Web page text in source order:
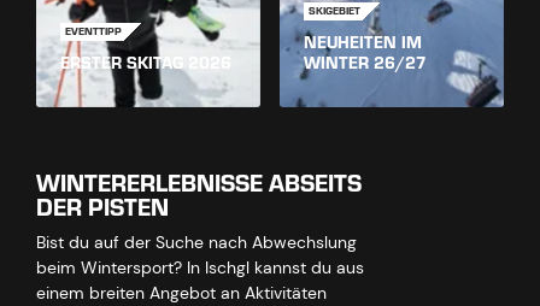
SKIGEBIET
NEUHEITEN IM
WINTER 26/27
EVENTTIPP
ERSTER SKITAG 2026
WINTERERLEBNISSE ABSEITS
DER PISTEN
Bist du auf der Suche nach Abwechslung
beim Wintersport? In Ischgl kannst du aus
einem breiten Angebot an Aktivitäten